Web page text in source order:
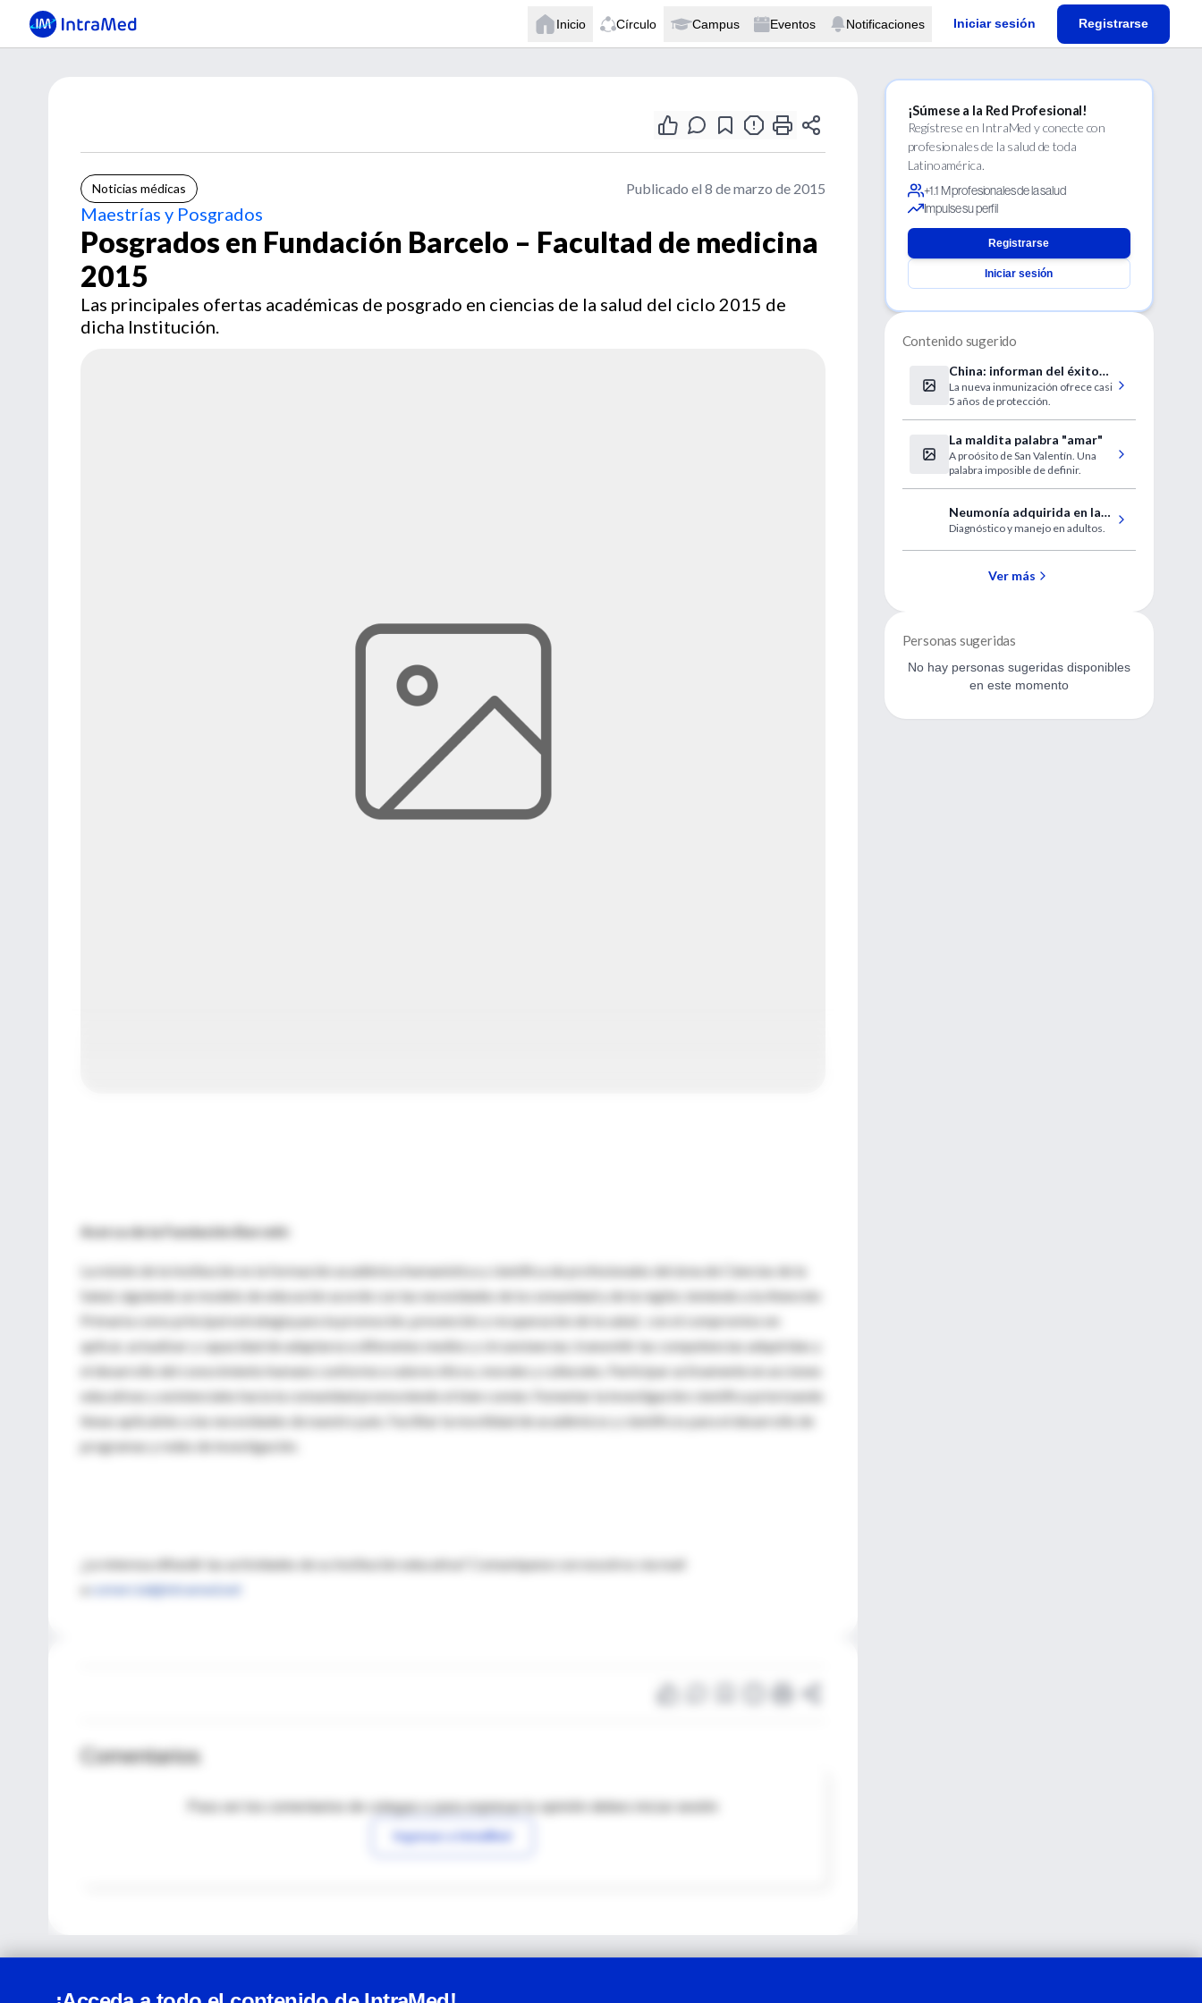
Inicio Círculo Campus Eventos Notificaciones Iniciar sesión Registrarse
Noticias médicas Publicado el 8 de marzo de 2015
Maestrías y Posgrados
Posgrados en Fundación Barcelo – Facultad de medicina
2015
Las principales ofertas académicas de posgrado en ciencias de la salud del ciclo 2015 de
dicha Institución.
Acerca de la Fundación Barceló:
La misión de la Institución es la formación académica humanística y científica de profesionales del área de Ciencias de la
Salud, siguiendo un modelo de educación acorde con las necesidades de la comunidad y de la región, teniendo a la Atención
Primaria como principal estrategia para la promoción, prevención y recuperación de la salud, con el compromiso en
aplicar, actualizar y capacidad de adaptarse a diferentes medios y circunstancias; transmitir las competencias adquiridas y
el desarrollo del conocimiento humano conforme a valores éticos, morales y culturales. Participar activamente en acciones
educativas y asistenciales hacia la comunidad promoviendo el bien común. Fomentar la investigación científica priorizando
líneas aplicables a las necesidades de nuestro país. Facilitar la movilidad de académicos y científicos para el desarrollo de
programas y redes de investigación.
¿Le interesa difundir las actividades de su Institución educativa? Comuníquese con nosotros via mail
comercial@intramed.net
Comentarios
Para ver los comentarios de colegas o para expresar tu opinión debes iniciar sesión
Ingresar a IntraMed
¡Súmese a la Red Profesional!
Regístrese en IntraMed y conecte con
profesionales de la salud de toda
Latinoamérica.
+1.1 M profesionales de la salud
Impulse su perfil
Registrarse
Iniciar sesión
Contenido sugerido
China: informan del éxito
de una vacuna contra la
hepatitis E
La nueva inmunización ofrece casi
5 años de protección.
La maldita palabra "amar"
A proósito de San Valentín. Una
palabra imposible de definir.
Neumonía adquirida en la
comunidad y hospitalaria
Diagnóstico y manejo en adultos.
Ver más
Personas sugeridas
No hay personas sugeridas disponibles
en este momento